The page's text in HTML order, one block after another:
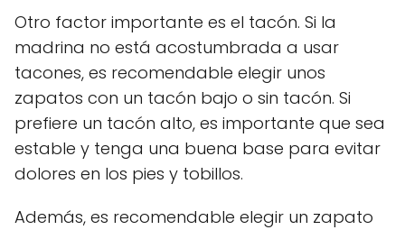
Otro factor importante es el tacón. Si la
madrina no está acostumbrada a usar
tacones, es recomendable elegir unos
zapatos con un tacón bajo o sin tacón. Si
prefiere un tacón alto, es importante que sea
estable y tenga una buena base para evitar
dolores en los pies y tobillos.
Además, es recomendable elegir un zapato